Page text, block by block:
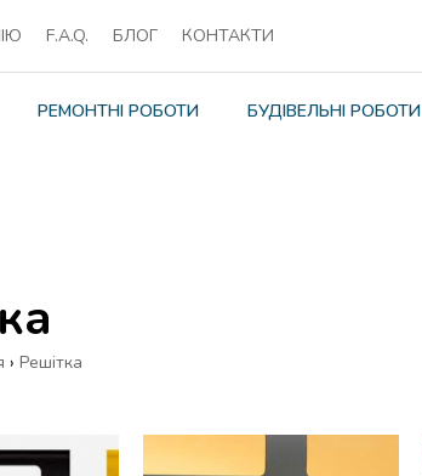
F.A.Q. БЛОГ КОНТАКТИ
РЕМОНТНІ РОБОТИ БУДІВЕЛЬНІ РОБОТИ
› Решітка